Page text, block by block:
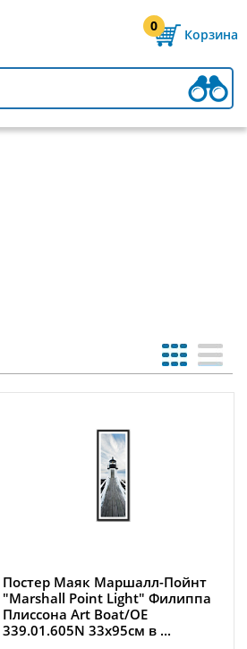
0
Корзина
Постер Маяк Маршалл-Пойнт
"Marshall Point Light" Филиппа
Плиссона Art Boat/OE
339.01.605N 33x95см в ...